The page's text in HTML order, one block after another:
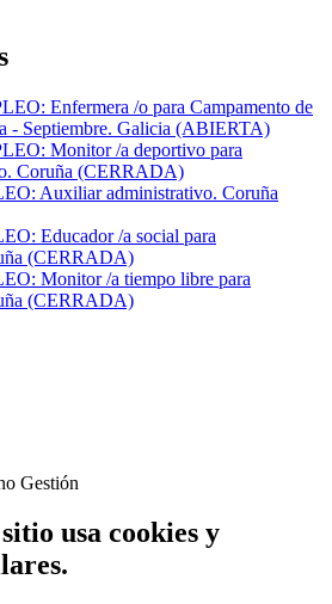
Enfermera /o para Campamento de
- Septiembre. Galicia (ABIERTA)
Monitor /a deportivo para
Coruña (CERRADA)
Auxiliar administrativo. Coruña
Educador /a social para
(CERRADA)
Monitor /a tiempo libre para
(CERRADA)
Gestión
usa cookies y